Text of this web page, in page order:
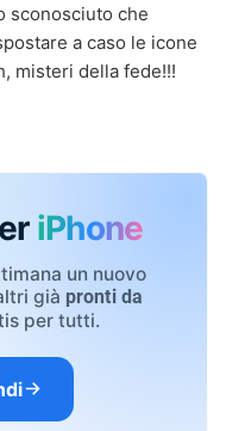
sconosciuto che
a caso le icone
iPhone
un nuovo
già pronti da
per tutti.